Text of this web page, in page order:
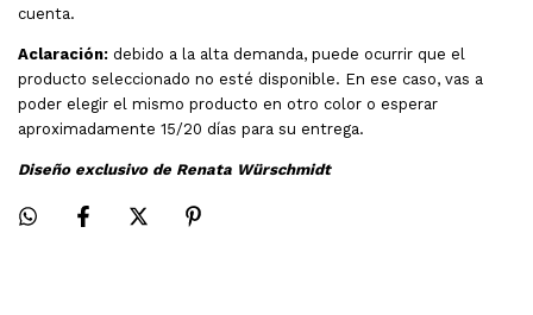
cuenta.
Aclaración: debido a la alta demanda, puede ocurrir que el
producto seleccionado no esté disponible. En ese caso, vas a
poder elegir el mismo producto en otro color o esperar
aproximadamente 15/20 días para su entrega.
Diseño exclusivo de Renata Würschmidt